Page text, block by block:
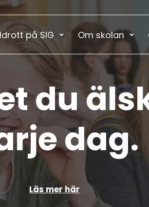
Idrott på SIG Om skolan
du
dag.
Läs mer här